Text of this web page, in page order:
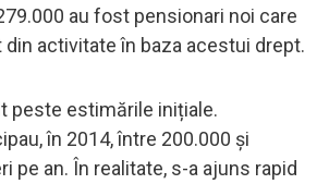
au fost pensionari noi care
din activitate în baza acestui drept.
peste estimările inițiale.
în 2014, între 200.000 și
pe an. În realitate, s-a ajuns rapid